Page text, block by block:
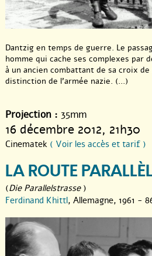
Dantzig en temps de guerre. Le
homme qui cache ses complexes par
à un ancien combattant de sa croix
distinction de l’armée nazie. (...)
Projection : 35mm
16 décembre 2012, 21h30
Cinematek ( Voir les accès et tarif )
LA ROUTE
(Die Parallelstrasse )
Ferdinand Khittl, Allemagne, 1961 -